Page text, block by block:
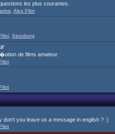
les plus courantes.
Alex Pilot
Xenoborg
de films amateur.
don't you leave us a message in english ? :)